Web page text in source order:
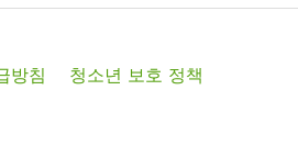
방침
청소년 보호 정책